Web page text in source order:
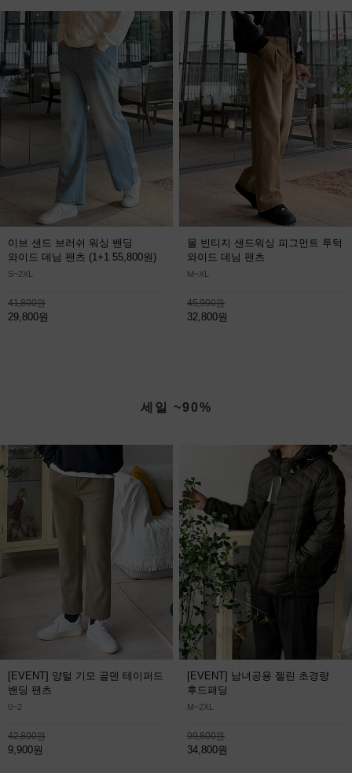
이브 샌드 브러쉬 워싱 밴딩
와이드 데님 팬츠 (1+1 55,800원)
S~2XL
41,800원
29,800원
몰 빈티지 샌드워싱 피그먼트 투턱
와이드 데님 팬츠
M~XL
45,900원
32,800원
세일 ~90%
[EVENT] 양털 기모 골덴 테이퍼드
밴딩 팬츠
0~2
42,800원
9,900원
[EVENT] 남녀공용 젤린 초경량
후드패딩
M~2XL
99,800원
34,800원